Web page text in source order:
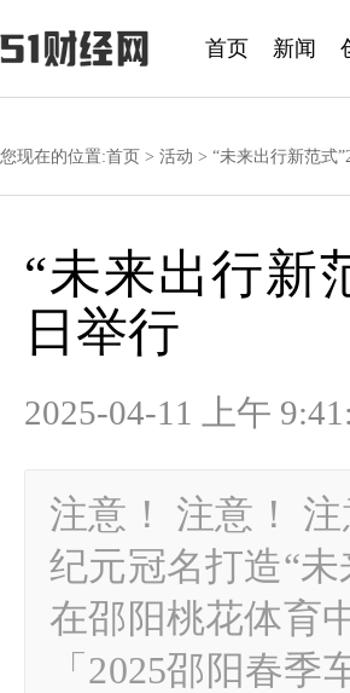
首页 新闻
您现在的位置:首页 > 活动 > “未来出行新范式
“未来出行新
日举行
2025-04-11 上午
注意！ 注意！
纪元冠名打造“
在邵阳桃花体育
「2025邵阳春